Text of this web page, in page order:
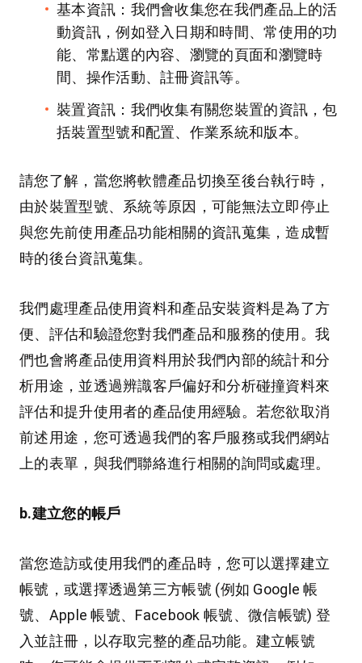
基本資訊：我們會收集您在我們產品上的活
動資訊，例如登入日期和時間、常使用的功
能、常點選的內容、瀏覽的頁面和瀏覽時
間、操作活動、註冊資訊等。
裝置資訊：我們收集有關您裝置的資訊，包
括裝置型號和配置、作業系統和版本。
請您了解，當您將軟體產品切換至後台執行時，
由於裝置型號、系統等原因，可能無法立即停止
與您先前使用產品功能相關的資訊蒐集，造成暫
時的後台資訊蒐集。
我們處理產品使用資料和產品安裝資料是為了方
便、評估和驗證您對我們產品和服務的使用。我
們也會將產品使用資料用於我們內部的統計和分
析用途，並透過辨識客戶偏好和分析碰撞資料來
評估和提升使用者的產品使用經驗。若您欲取消
前述用途，您可透過我們的客戶服務或我們網站
上的表單，與我們聯絡進行相關的詢問或處理。
b.建立您的帳戶
當您造訪或使用我們的產品時，您可以選擇建立
帳號，或選擇透過第三方帳號 (例如 Google 帳
號、Apple 帳號、Facebook 帳號、微信帳號) 登
入並註冊，以存取完整的產品功能。建立帳號